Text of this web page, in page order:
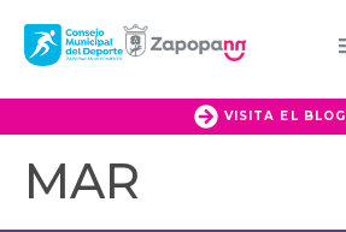
VISITA EL BLOG
MAR